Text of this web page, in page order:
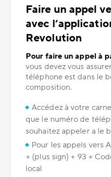
Faire un appel
avec
Revolution
Pour faire un appel à
vous devez vous
téléphone est dans le
composition.
Accédez à votre
que le numéro de
souhaitez appeler a le
Pour les appels vers
+ (plus sign) + 93 +
local